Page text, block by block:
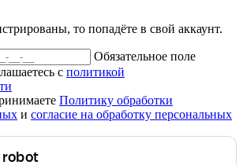
то попадёте в свой аккаунт.
Обязательное поле
с политикой
Политику обработки
и согласие на обработку персональных